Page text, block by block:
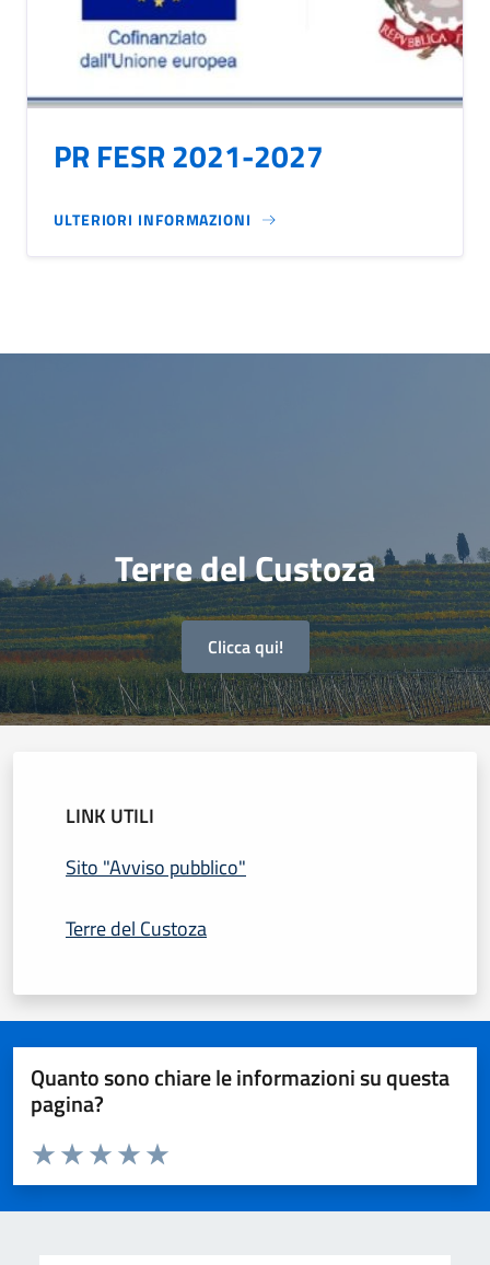
PR FESR 2021-2027
ULTERIORI INFORMAZIONI
Terre del Custoza
Clicca qui!
LINK UTILI
Sito "Avviso pubblico"
Terre del Custoza
Quanto sono chiare le informazioni su questa
pagina?
Domanda
Valuta da 1 a 5 stelle la pagina
Valuta 5 stelle su 5
Valuta 4 stelle su 5
Valuta 3 stelle su 5
Valuta 2 stelle su 5
Valuta 1 stelle su 5